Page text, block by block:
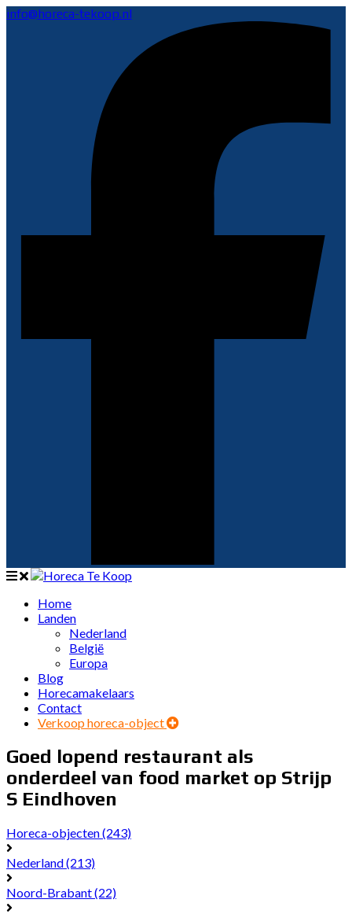
info@horeca-tekoop.nl
Home
Landen
Nederland
België
Europa
Blog
Horecamakelaars
Contact
Verkoop horeca-object
Goed lopend restaurant als
onderdeel van food market op Strijp
S Eindhoven
Horeca-objecten(243)
Nederland(213)
Noord-Brabant(22)